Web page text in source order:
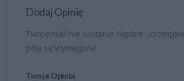
Dodaj Opinię
Twój email nie zostanie nigdzie
pola są wymagane.
Twoja Opinia